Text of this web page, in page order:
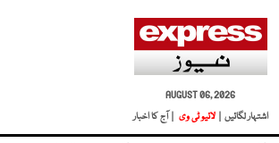
AUGUST 06, 2026
اشتہار لگائیں |
لائیو ٹی وی | آج کا اخبار